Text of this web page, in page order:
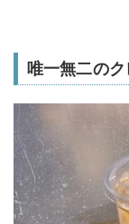
唯一無二の